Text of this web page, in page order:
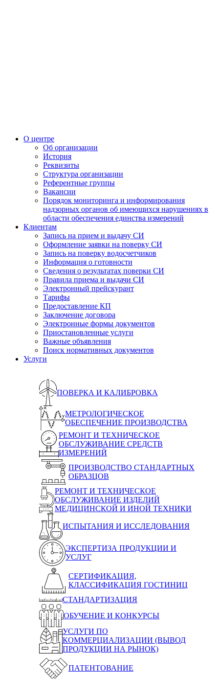
О центре
Об организации
История
Реквизиты
Структура организации
Референтные группы
Вакансии
Порядок мониторинга и информирования
надзорных органов об имеющихся нарушениях в
области обеспечения единства измерений
Клиентам
Запись на прием и выдачу СИ
Оформление заявки на поверку СИ
Запись на поверку водосчетчиков
Информация о готовности
Сведения о результатах поверки СИ
Правила приема и выдачи СИ
Электронный прейскурант
Тарифы
Предоставление КП
Заключение договора
Электронные формы документов
Приостановленные услуги
Важные объявления
Поиск нормативных документов
Услуги
ПОВЕРКА И КАЛИБРОВКА
МЕТРОЛОГИЧЕСКОЕ
ОБЕСПЕЧЕНИЕ ПРОИЗВОДСТВА
РЕМОНТ И ТЕХНИЧЕСКОЕ
ОБСЛУЖИВАНИЕ СРЕДСТВ
ИЗМЕРЕНИЙ
ПРОИЗВОДСТВО СТАНДАРТНЫХ
ОБРАЗЦОВ
РЕМОНТ И ТЕХНИЧЕСКОЕ
ОБСЛУЖИВАНИЕ ИЗДЕЛИЙ
МЕДИЦИНСКОЙ И ИНОЙ ТЕХНИКИ
ИСПЫТАНИЯ И ИССЛЕДОВАНИЯ
ЭКСПЕРТИЗА ПРОДУКЦИИ И
УСЛУГ
СЕРТИФИКАЦИЯ,
КЛАССИФИКАЦИЯ ГОСТИНИЦ
СТАНДАРТИЗАЦИЯ
ОБУЧЕНИЕ И КОНКУРСЫ
УСЛУГИ ПО
КОММЕРЦИАЛИЗАЦИИ (ВЫВОД
ПРОДУКЦИИ НА РЫНОК)
ПАТЕНТОВАНИЕ